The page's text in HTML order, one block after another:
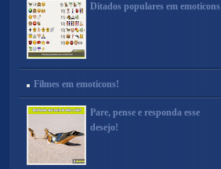
Ditados populares em emoticons
Filmes em emoticons!
Pare, pense e responda esse
desejo!